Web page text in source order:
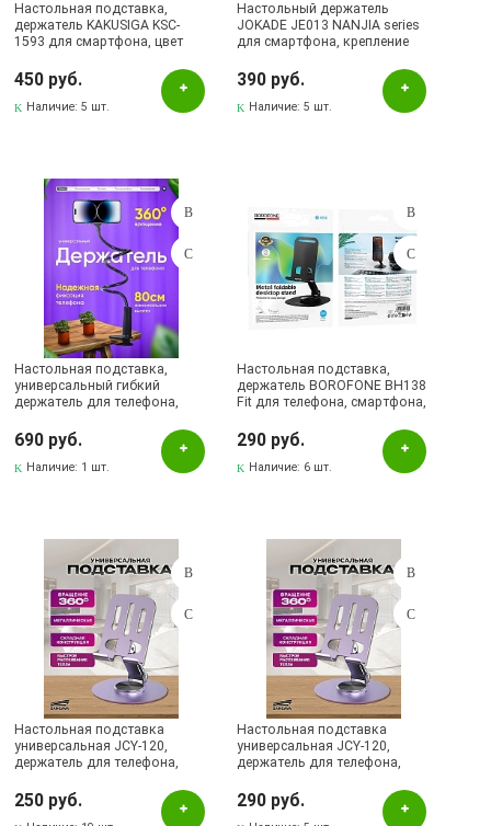
Настольная подставка,
держатель KAKUSIGA KSC-
1593 для смартфона, цвет
450 руб.
Наличие:5 шт.
Настольный держатель
JOKADE JE013 NANJIA series
для смартфона, крепление
цвет белый
390 руб.
Наличие:5 шт.
Настольная подставка,
универсальный гибкий
держатель для телефона,
регулируемый, 80 см.,
прищепка, цвет черный
690 руб.
Наличие: 1 шт.
Настольная подставка,
держатель BOROFONE BH138
Fit для телефона, смартфона,
290 руб.
Наличие: 6 шт.
Настольная подставка
универсальная JCY-120,
держатель для телефона,
складная, металл, цвет
графитовый
250 руб.
Настольная подставка
универсальная JCY-120,
держатель для телефона,
складная, металл, цвет
пурпурный
290 руб.